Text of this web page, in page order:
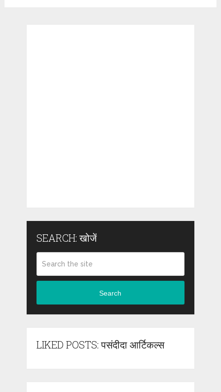
SEARCH: खोजें
Search
LIKED POSTS: पसंदीदा आर्टिकल्स